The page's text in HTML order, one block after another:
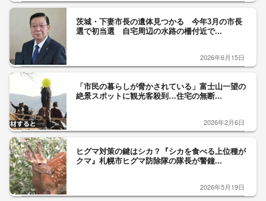
茨城・下妻市長の遺体見つかる 今年3月の市長
選で初当選 自宅周辺の水路の柵付近で...
2026年6月15日
「市民の暮らしが脅かされている」富士山一望の
絶景スポットに観光客殺到…住宅の無断...
2026年2月6日
ヒグマ対策の鍵はシカ？『シカを食べる上位種が
クマ』札幌市ヒグマ防除隊の隊長が警鐘...
2026年5月19日